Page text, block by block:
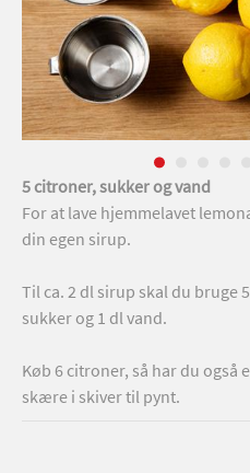
5 citroner, sukker og vand
For at lave hjemmelavet
din egen sirup.
Til ca. 2 dl sirup skal du bruge
sukker og 1 dl vand.
Køb 6 citroner, så har du også
skære i skiver til pynt.